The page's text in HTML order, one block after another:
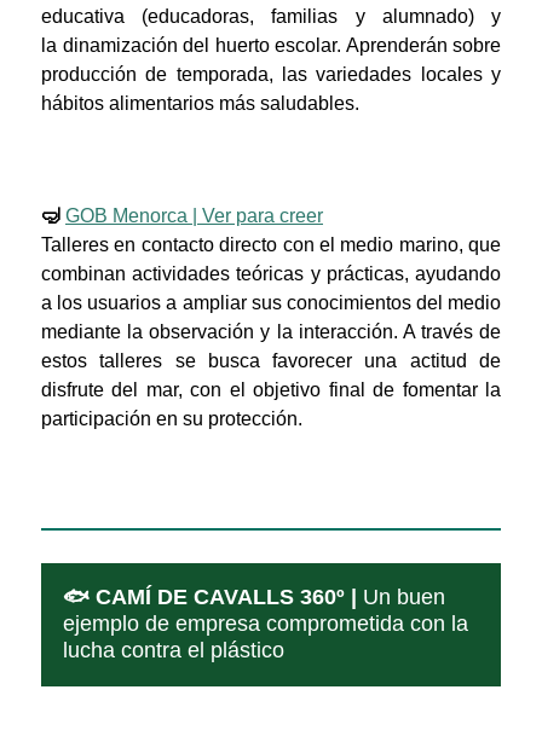
educativa (educadoras, familias y alumnado) y
la dinamización del huerto escolar. Aprenderán sobre
producción de temporada, las variedades locales y
hábitos alimentarios más saludables.
🤿 GOB Menorca | Ver para creer
Talleres en contacto directo con el medio marino, que
combinan actividades teóricas y prácticas, ayudando
a los usuarios a ampliar sus conocimientos del medio
mediante la observación y la interacción. A través de
estos talleres se busca favorecer una actitud de
disfrute del mar, con el objetivo final de fomentar la
participación en su protección.
🐟 CAMÍ DE CAVALLS 360º | Un buen
ejemplo de empresa comprometida con la
lucha contra el plástico